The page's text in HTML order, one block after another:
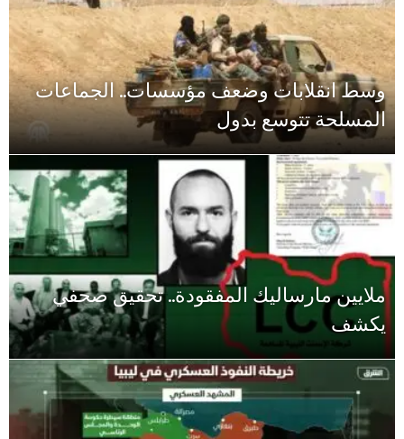
وسط انقلابات وضعف مؤسسات.. الجماعات
المسلحة تتوسع بدول
ملايين مارساليك المفقودة.. تحقيق صحفي
يكشف